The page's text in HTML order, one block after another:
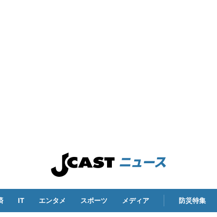
IT エンタメ スポーツ メディア 防災特集